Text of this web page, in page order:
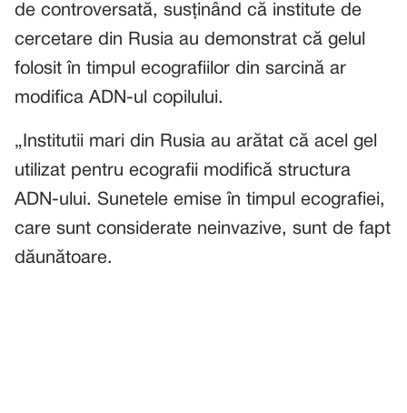
de controversată, susținând că institute de
cercetare din Rusia au demonstrat că gelul
folosit în timpul ecografiilor din sarcină ar
modifica ADN-ul copilului.
„Institutii mari din Rusia au arătat că acel gel
utilizat pentru ecografii modifică structura
ADN-ului. Sunetele emise în timpul ecografiei,
care sunt considerate neinvazive, sunt de fapt
dăunătoare.